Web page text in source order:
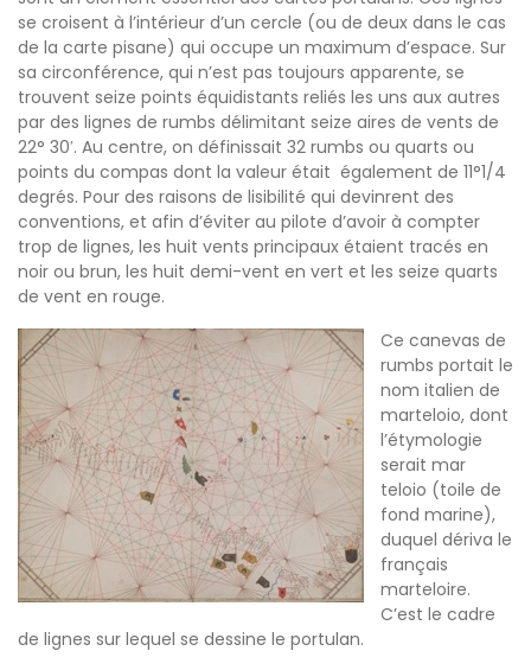
se croisent à l’intérieur d’un cercle (ou de deux dans le cas
de la carte pisane) qui occupe un maximum d’espace. Sur
sa circonférence, qui n’est pas toujours apparente, se
trouvent seize points équidistants reliés les uns aux autres
par des lignes de rumbs délimitant seize aires de vents de
22° 30′. Au centre, on définissait 32 rumbs ou quarts ou
points du compas dont la valeur était également de 11°1/4
degrés. Pour des raisons de lisibilité qui devinrent des
conventions, et afin d’éviter au pilote d’avoir à compter
trop de lignes, les huit vents principaux étaient tracés en
noir ou brun, les huit demi-vent en vert et les seize quarts
de vent en rouge.
Ce canevas de
rumbs portait le
nom italien de
marteloio, dont
l’étymologie
serait mar
teloio (toile de
fond marine),
duquel dériva le
français
marteloire.
C’est le cadre
de lignes sur lequel se dessine le portulan.